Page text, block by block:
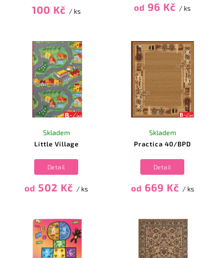
100 Kč / ks od 96 Kč / ks
Little Village
Skladem
od 502 Kč / ks
Detail
Practica 40/BPD
Skladem
od 669 Kč / ks
Detail